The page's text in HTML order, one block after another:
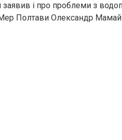
і про проблеми з
Мер Полтави Олександр